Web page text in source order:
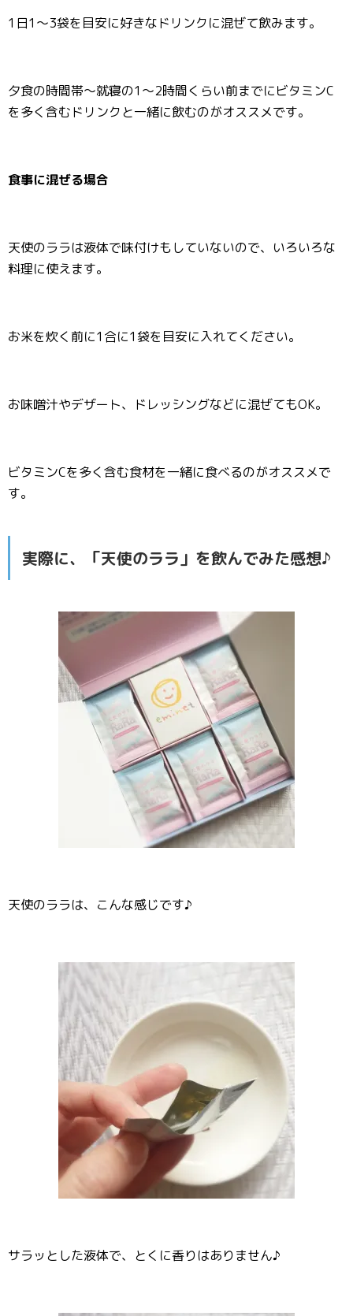
1日1～3袋を目安に好きなドリンクに混ぜて飲みます。
夕食の時間帯～就寝の1～2時間くらい前までにビタミンC
を多く含むドリンクと一緒に飲むのがオススメです。
食事に混ぜる場合
天使のララは液体で味付けもしていないので、いろいろな
料理に使えます。
お米を炊く前に1合に1袋を目安に入れてください。
お味噌汁やデザート、ドレッシングなどに混ぜてもOK。
ビタミンCを多く含む食材を一緒に食べるのがオススメで
す。
実際に、「天使のララ」を飲んでみた感想♪
天使のララは、こんな感じです♪
サラッとした液体で、とくに香りはありません♪